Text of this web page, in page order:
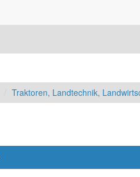
Traktoren, Landtechnik,